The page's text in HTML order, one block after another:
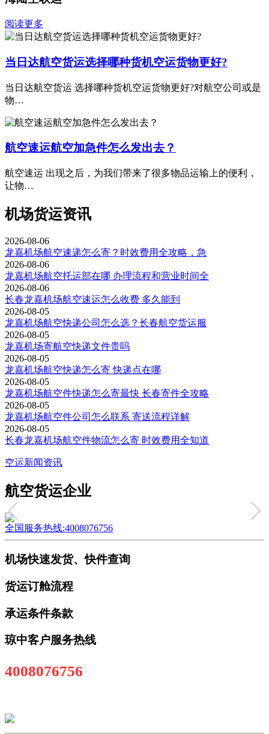
阅读更多
当日达航空货运选择哪种货机空运货物更好?
当日达航空货运 选择哪种货机空运货物更好?对航空公司或是
物…
航空速运航空加急件怎么发出去？
航空速运 出现之后，为我们带来了很多物品运输上的便利，
让物…
机场货运资讯
2026-08-06
龙嘉机场航空速递怎么寄？时效费用全攻略，急
2026-08-06
龙嘉机场航空托运部在哪 办理流程和营业时间全
2026-08-06
长春龙嘉机场航空速运怎么收费 多久能到
2026-08-05
龙嘉机场航空快递公司怎么选？长春航空货运服
2026-08-05
龙嘉机场寄航空快递文件贵吗
2026-08-05
龙嘉机场航空快递怎么寄 快递点在哪
2026-08-05
龙嘉机场航空件快递怎么寄最快 长春寄件全攻略
2026-08-05
龙嘉机场航空件公司怎么联系 寄送流程详解
2026-08-05
长春龙嘉机场航空件物流怎么寄 时效费用全知道
空运新闻资讯
航空货运企业
全国服务热线:4008076756
机场快速发货、快件查询
货运订舱流程
承运条件条款
琼中客户服务热线
4008076756